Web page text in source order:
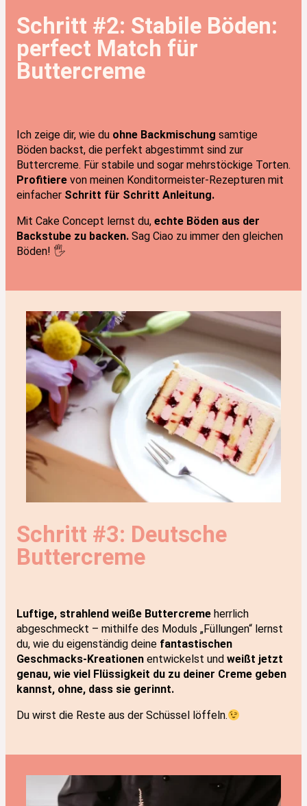
Schritt #2: Stabile Böden:
perfect Match für
Buttercreme
Ich zeige dir, wie du ohne Backmischung samtige
Böden backst, die perfekt abgestimmt sind zur
Buttercreme. Für stabile und sogar mehrstöckige Torten.
Profitiere von meinen Konditormeister-Rezepturen mit
einfacher Schritt für Schritt Anleitung.
Mit Cake Concept lernst du, echte Böden aus der
Backstube zu backen. Sag Ciao zu immer den gleichen
Böden! 🖐
Schritt #3: Deutsche
Buttercreme
Luftige, strahlend weiße Buttercreme herrlich
abgeschmeckt – mithilfe des Moduls „Füllungen“ lernst
du, wie du eigenständig deine fantastischen
Geschmacks-Kreationen entwickelst und weißt jetzt
genau, wie viel Flüssigkeit du zu deiner Creme geben
kannst, ohne, dass sie gerinnt.
Du wirst die Reste aus der Schüssel löffeln.